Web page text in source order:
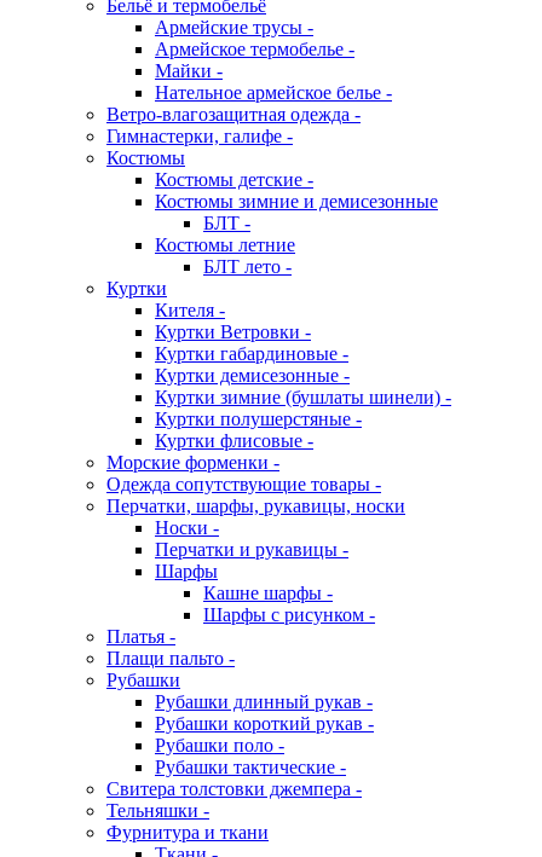
Бельё и термобельё
Армейские трусы -
Армейское термобелье -
Майки -
Нательное армейское белье -
Ветро-влагозащитная одежда -
Гимнастерки, галифе -
Костюмы
Костюмы детские -
Костюмы зимние и демисезонные
БЛТ -
Костюмы летние
БЛТ лето -
Куртки
Кителя -
Куртки Ветровки -
Куртки габардиновые -
Куртки демисезонные -
Куртки зимние (бушлаты шинели) -
Куртки полушерстяные -
Куртки флисовые -
Морские форменки -
Одежда сопутствующие товары -
Перчатки, шарфы, рукавицы, носки
Носки -
Перчатки и рукавицы -
Шарфы
Кашне шарфы -
Шарфы с рисунком -
Платья -
Плащи пальто -
Рубашки
Рубашки длинный рукав -
Рубашки короткий рукав -
Рубашки поло -
Рубашки тактические -
Свитера толстовки джемпера -
Тельняшки -
Фурнитура и ткани